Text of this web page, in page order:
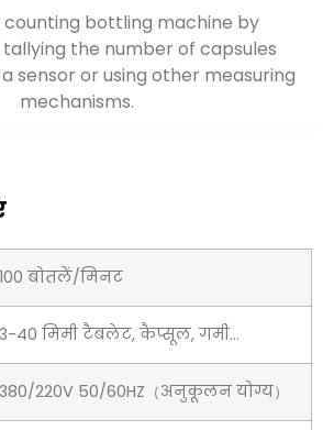
counting bottling machine by
the number of capsules
sensor or using other measuring
mechanisms.
100 बोतलें/मिनट
3-40 मिमी टैबलेट, कैप्सूल, गमी...
380/220V 50/60HZ（अनुकूलन योग्य）